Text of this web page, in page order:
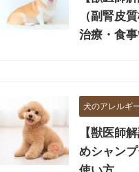
（副腎皮
治療・食
犬のアレルギ
【獣医師
めシャン